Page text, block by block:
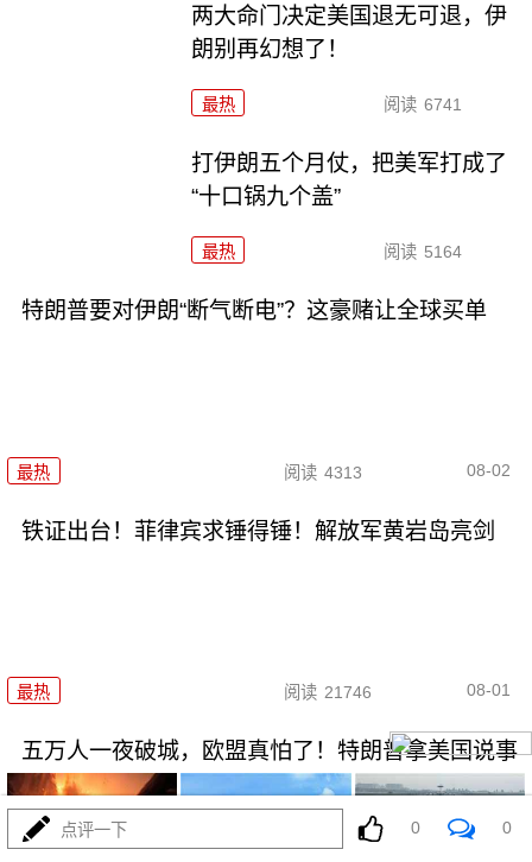
两大命门决定美国退无可退，伊
朗别再幻想了！
最热 阅读 6741
打伊朗五个月仗，把美军打成了
“十口锅九个盖”
最热 阅读 5164
特朗普要对伊朗“断气断电”？这豪赌让全球买单
最热 阅读 4313 08-02
铁证出台！菲律宾求锤得锤！解放军黄岩岛亮剑
最热 阅读 21746 08-01
五万人一夜破城，欧盟真怕了！特朗普拿美国说事
点评一下 0 0